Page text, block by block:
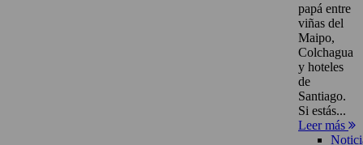
papá entre
viñas del
Maipo,
Colchagua
y hoteles
de
Santiago.
Si estás...
Leer más